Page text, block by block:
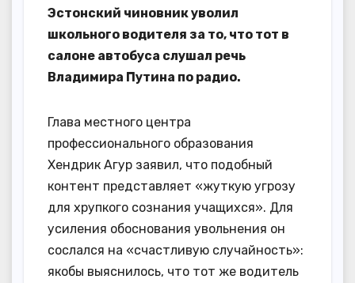
Эстонский чиновник уволил
школьного водителя за то, что тот в
салоне автобуса слушал речь
Владимира Путина по радио.
Глава местного центра
профессионального образования
Хендрик Агур заявил, что подобный
контент представляет «жуткую угрозу
для хрупкого сознания учащихся». Для
усиления обоснования увольнения он
сослался на «счастливую случайность»:
якобы выяснилось, что тот же водитель